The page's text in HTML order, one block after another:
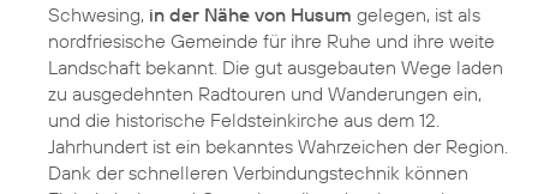
Schwesing, in der Nähe von Husum gelegen, ist als
nordfriesische Gemeinde für ihre Ruhe und ihre weite
Landschaft bekannt. Die gut ausgebauten Wege laden
zu ausgedehnten Radtouren und Wanderungen ein,
und die historische Feldsteinkirche aus dem 12.
Jahrhundert ist ein bekanntes Wahrzeichen der Region.
Dank der schnelleren Verbindungstechnik können